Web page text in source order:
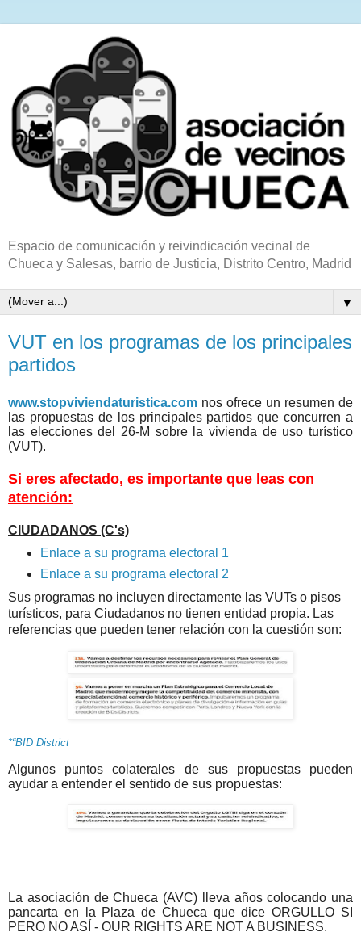
Espacio de comunicación y reivindicación vecinal de
Chueca y Salesas, barrio de Justicia, Distrito Centro, Madrid
▼
VUT en los programas de los principales
partidos
www.stopviviendaturistica.com nos ofrece un resumen de
las propuestas de los principales partidos que concurren a
las elecciones del 26-M sobre la vivienda de uso turístico
(VUT).
Si eres afectado, es importante que leas con
atención:
CIUDADANOS (C's)
Enlace a su programa electoral 1
Enlace a su programa electoral 2
Sus programas no incluyen directamente las VUTs o pisos
turísticos, para Ciudadanos no tienen entidad propia. Las
referencias que pueden tener relación con la cuestión son:
*“BID District
Algunos puntos colaterales de sus propuestas pueden
ayudar a entender el sentido de sus propuestas:
La asociación de Chueca (AVC) lleva años colocando una
pancarta en la Plaza de Chueca que dice ORGULLO SI
PERO NO ASÍ - OUR RIGHTS ARE NOT A BUSINESS.